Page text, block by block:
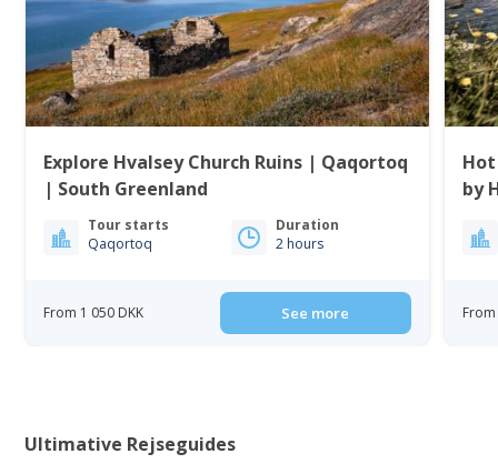
Explore Hvalsey Church Ruins | Qaqortoq
| South Greenland
Tour starts
Qaqortoq
Duration
2 hours
From 1 050 DKK See more
by
From
Ultimative Rejseguides